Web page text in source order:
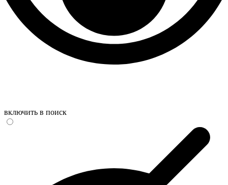
включить в поиск